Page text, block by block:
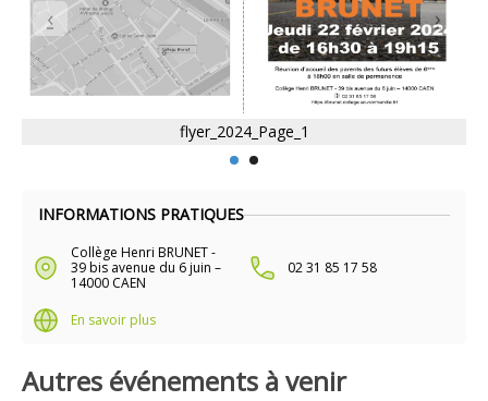
INFORMATIONS PRATIQUES
Collège Henri BRUNET -
39 bis avenue du 6 juin –
14000 CAEN
02 31 85 17 58
En savoir plus
flyer_2024_Page_1
Autres événements à venir